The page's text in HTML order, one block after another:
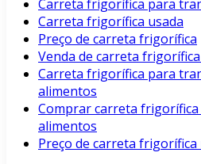
Carreta frigorífica para
Carreta frigorífica usada
Preço de carreta frigorífica
Venda de carreta
Carreta frigorífica para
alimentos
Comprar carreta
alimentos
Preço de carreta frigorífica